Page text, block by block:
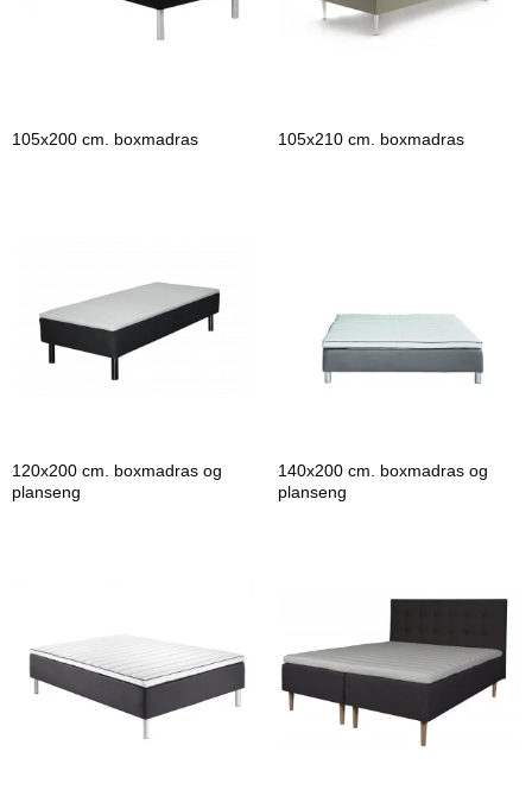
105x200 cm. boxmadras 105x210 cm. boxmadras
120x200 cm. boxmadras og
planseng
140x200 cm. boxmadras og
planseng